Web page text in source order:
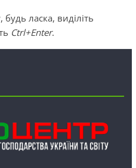
ласка, виділіть
Ctrl+Enter.